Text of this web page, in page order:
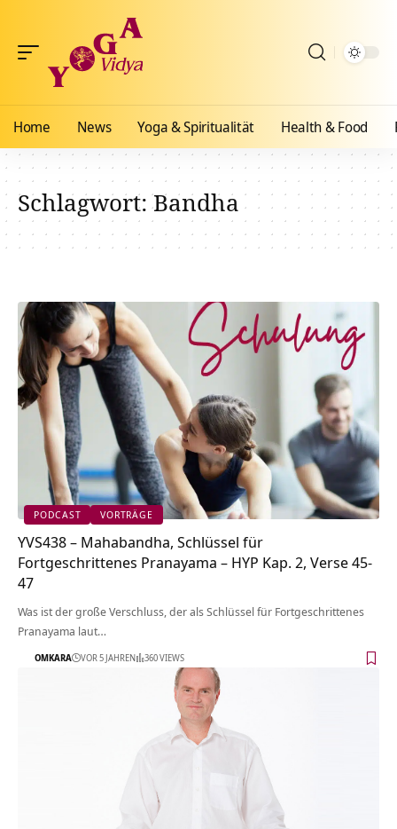
Home News Yoga & Spiritualität Health & Food
Schlagwort:Bandha
PODCAST VORTRÄGE
YVS438 – Mahabandha, Schlüssel für
Fortgeschrittenes Pranayama – HYP Kap. 2, Verse 45-
47
Was ist der große Verschluss, der als Schlüssel für Fortgeschrittenes
Pranayama laut…
OMKARA VOR 5 JAHREN 360 VIEWS